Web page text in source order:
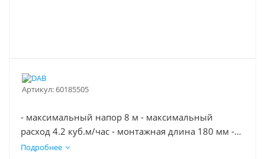
Артикул:60185505
- максимальный напор 8 м - максимальный
расход 4.2 куб.м/час - монтажная длина 180 мм -
условный диаметр Ду 25 - Частотное управление -
Подробнее